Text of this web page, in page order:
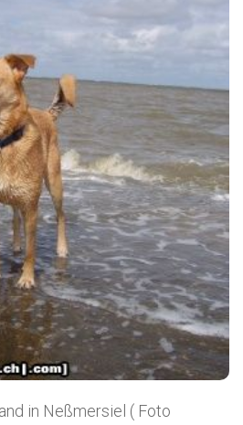
in Neßmersiel ( Foto